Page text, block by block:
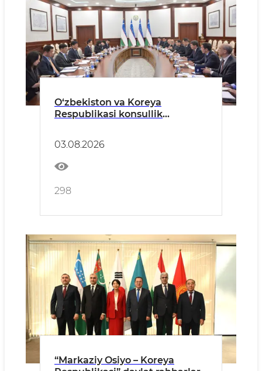
O‘zbekiston va Koreya
Respublikasi konsullik
imkoniyatlarini kengaytirish
masalalari muhokama qilindi
03.08.2026
298
“Markaziy Osiyo – Koreya